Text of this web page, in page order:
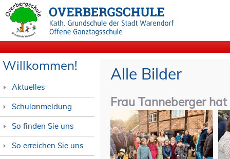
Willkommen!
Aktuelles
Schulanmeldung
So finden Sie uns
So erreichen Sie uns
Alle Bilder
Frau Tanneberger